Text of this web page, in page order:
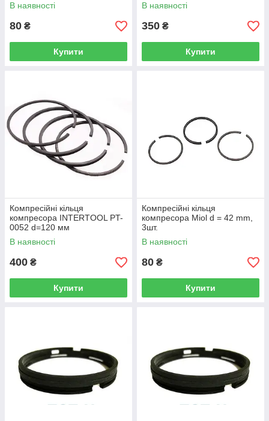
В наявності
80 ₴
Купити
В наявності
350 ₴
Купити
Компресійні кільця
компресора INTERTOOL PT-
0052 d=120 мм
В наявності
400 ₴
Купити
Компресійні кільця
компресора Miol d = 42 mm,
3шт.
В наявності
80 ₴
Купити